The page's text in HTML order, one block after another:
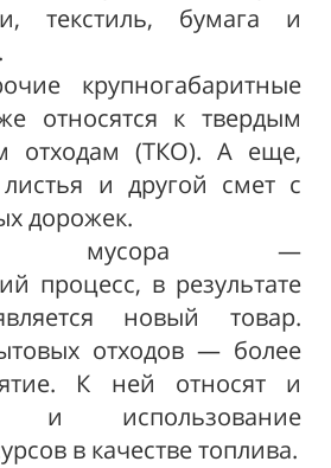
текстиль, бумага и
крупногабаритные
относятся к твердым
отходам (ТКО). А еще,
и другой смет с
дорожек.
мусора —
процесс, в результате
новый товар.
отходов — более
К ней относят и
и использование
в качестве топлива.